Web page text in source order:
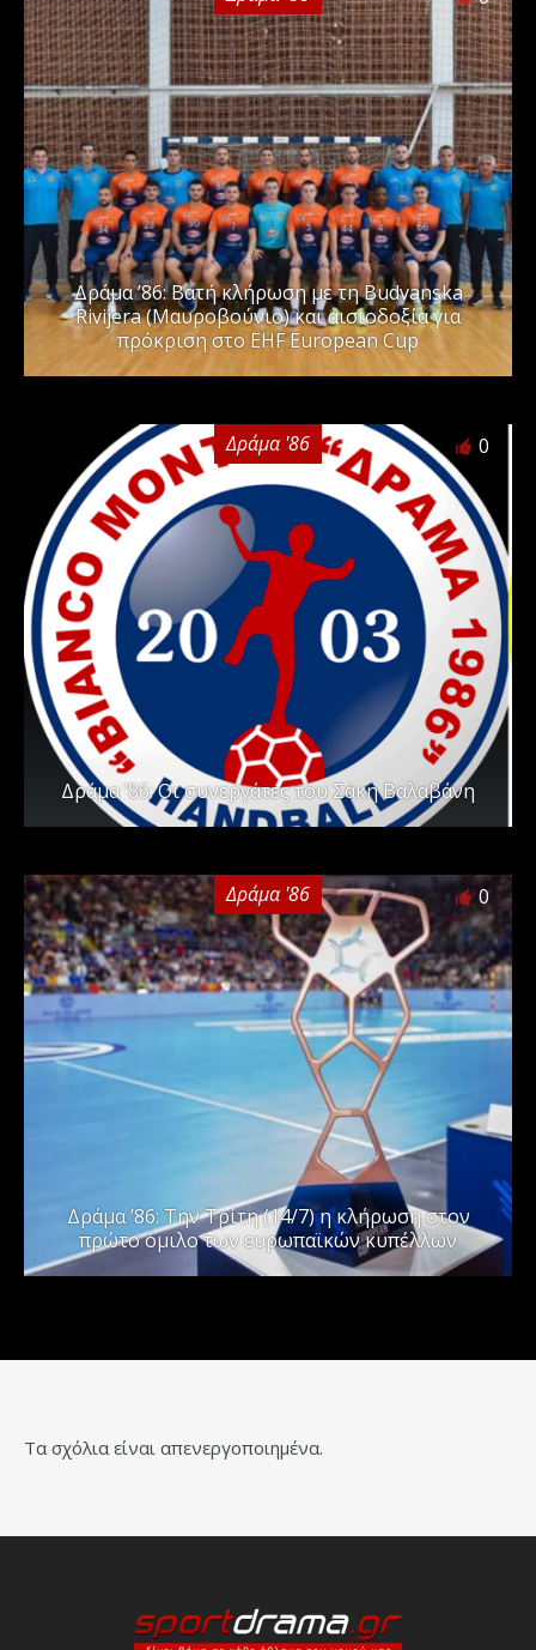
Δράμα ’86: Βατή κλήρωση με τη Budvanska
Rivijera (Μαυροβούνιο) και αισιοδοξία για
πρόκριση στο EHF European Cup
Δράμα '86 0
Δράμα ’86: Οι συνεργάτες του Σάκη Βαλαβάνη
Δράμα '86 0
Δράμα ’86: Την Τρίτη (14/7) η κλήρωση στον
πρώτο όμιλο των ευρωπαϊκών κυπέλλων
Τα σχόλια είναι απενεργοποιημένα.